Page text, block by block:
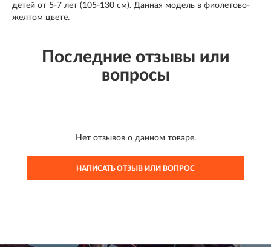
детей от 5-7 лет (105-130 см). Данная модель в фиолетово-
желтом цвете.
Последние отзывы или
вопросы
Нет отзывов о данном товаре.
НАПИСАТЬ ОТЗЫВ ИЛИ ВОПРОС